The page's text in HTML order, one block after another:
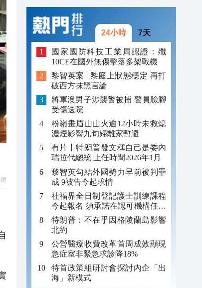
24小時 7天
國家國防科技工業局認證：殲
10CE在國外無傷擊落多架戰機
黎智英案 | 黎庭上狀態穩定 再打
破西方抹黑言論
將軍澳男子涉襲警被捕 警員臉腳
受傷送院
粉嶺畫眉山山火逾12小時未救熄
濃煙影響九旬婦離家暫避
有片丨特朗普發文稱自己是委內
瑞拉代總統 上任時間2026年1月
黎智英勾結外國勢力早前被判罪
成 9被告今起求情
社福界全日制登記護士訓練課程
今起報名 須承諾在認可機構任職
至少三年
特朗普：不在乎因格陵蘭島影響
北約
公營醫療收費改革首周成效顯現
急症室非緊急求診降18%
特首政策組研討會探討內企「出
海」新模式